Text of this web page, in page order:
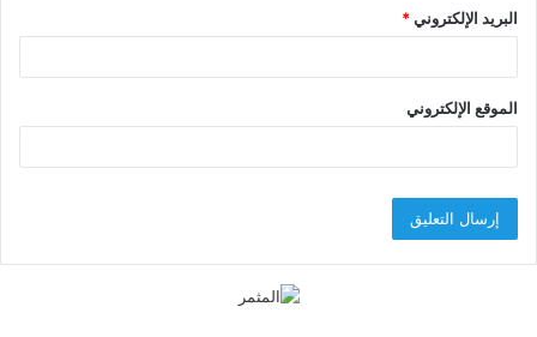
البريد الإلكتروني*
الموقع الإلكتروني